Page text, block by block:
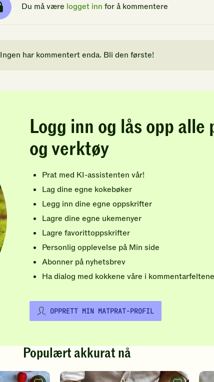
Du må være logget inn for å kommentere
Ingen har kommentert enda. Bli den første!
Logg inn og lås opp
og verktøy
Prat med KI-assistenten vår!
Lag dine egne kokebøker
Legg inn dine egne oppskrifter
Lagre dine egne ukemenyer
Lagre favorittoppskrifter
Personlig opplevelse på Min side
Abonner på nyhetsbrev
Ha dialog med kokkene våre i kommentarfeltene
OPPRETT MIN MATPRAT-PROFIL
Populært akkurat nå